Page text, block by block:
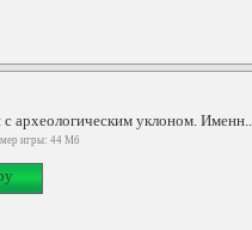
археологическим уклоном. Именн...
игры: 44 Мб